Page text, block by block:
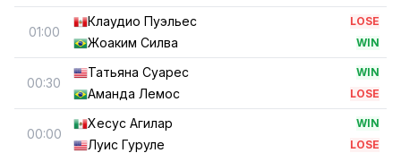
01:00
Клаудио Пуэльес LOSE
Жоаким Силва WIN
00:30
Татьяна Суарес WIN
Аманда Лемос LOSE
00:00
Хесус Агилар WIN
Луис Гуруле LOSE